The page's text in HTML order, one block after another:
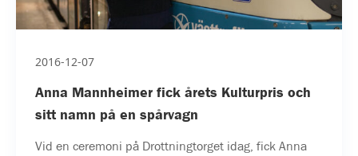
2016-12-07
Anna Mannheimer fick årets Kulturpris och
sitt namn på en spårvagn
Vid en ceremoni på Drottningtorget idag, fick Anna